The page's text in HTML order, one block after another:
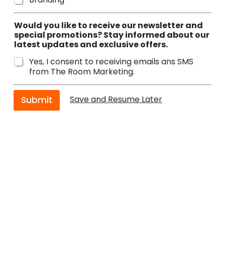
Would you like to receive our newsletter and
special promotions? Stay informed about our
latest updates and exclusive offers.
Yes, I consent to receiving emails ans SMS
from The Room Marketing.
Submit Save and Resume Later